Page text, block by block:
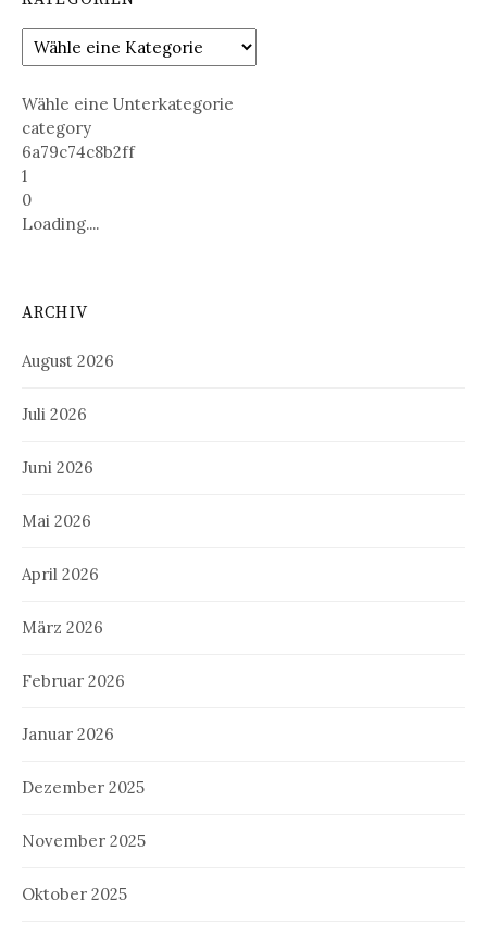
Wähle eine Unterkategorie
category
6a79c74c8b2ff
1
0
Loading....
ARCHIV
August 2026
Juli 2026
Juni 2026
Mai 2026
April 2026
März 2026
Februar 2026
Januar 2026
Dezember 2025
November 2025
Oktober 2025